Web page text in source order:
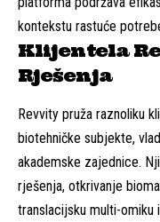
kontekstu rastuće
Klijentela
Rješenja
Revvity pruža raznoliku
biotehničke subjekte,
akademske zajednice.
rješenja, otkrivanje
translacijsku multi-omiku